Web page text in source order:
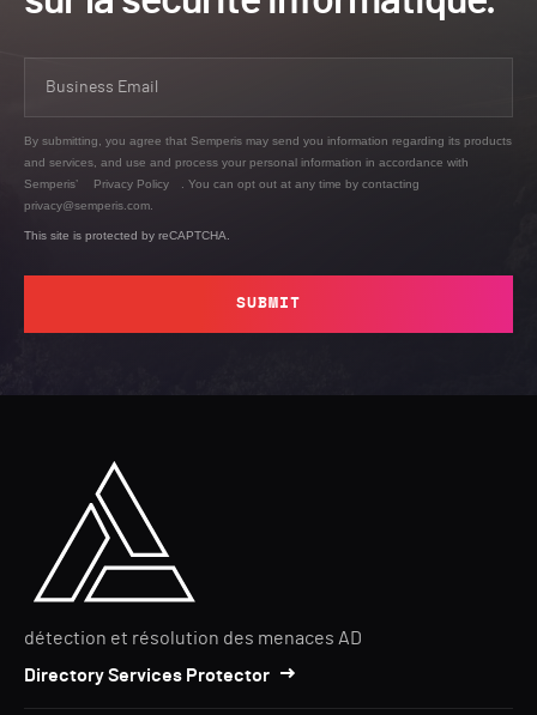
By submitting, you agree that Semperis may send you information regarding its products
and services, and use and process your personal information in accordance with
Semperis’
Privacy Policy
. You can opt out at any time by contacting
privacy@semperis.com.
This site is protected by reCAPTCHA.
SUBMIT
détection et résolution des menaces AD
Directory Services Protector